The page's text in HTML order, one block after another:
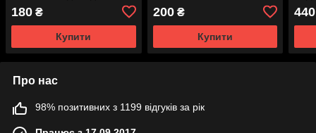
180 ₴
Купити
200₴
Купити
мм
440
Про нас
98% позитивних з 1199 відгуків за рік